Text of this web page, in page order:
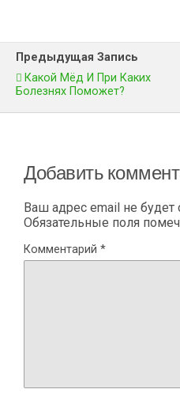
Предыдущая Запись
Какой Мёд И При Каких
Болезнях Поможет?
Добавить
Ваш адрес email не будет
Обязательные поля
Комментарий *